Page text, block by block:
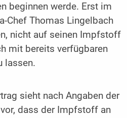
beginnen werde. Erst im
Chef Thomas Lingelbach
nicht auf seinen Impfstoff
mit bereits verfügbaren
lassen.
sieht nach Angaben der
dass der Impfstoff an